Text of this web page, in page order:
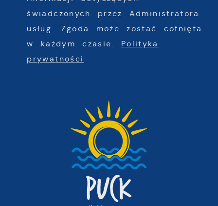
świadczonych przez Administratora
usług. Zgoda może zostać cofnięta
w każdym czasie. Polityka
prywatności
pośredników prezentujących nasze treści w
postaci wiadomości, ofert, komunikatów